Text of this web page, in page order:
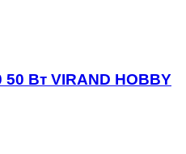
Вт VIRAND HOBBY